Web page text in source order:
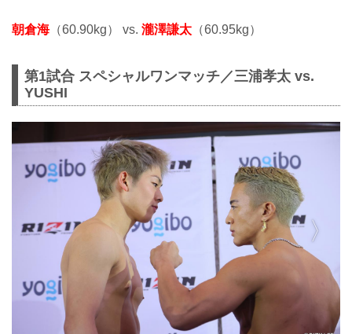
朝倉海（60.90kg） vs. 瀧澤謙太 （60.95kg）
第1試合 スペシャルワンマッチ／三浦孝太 vs.
YUSHI